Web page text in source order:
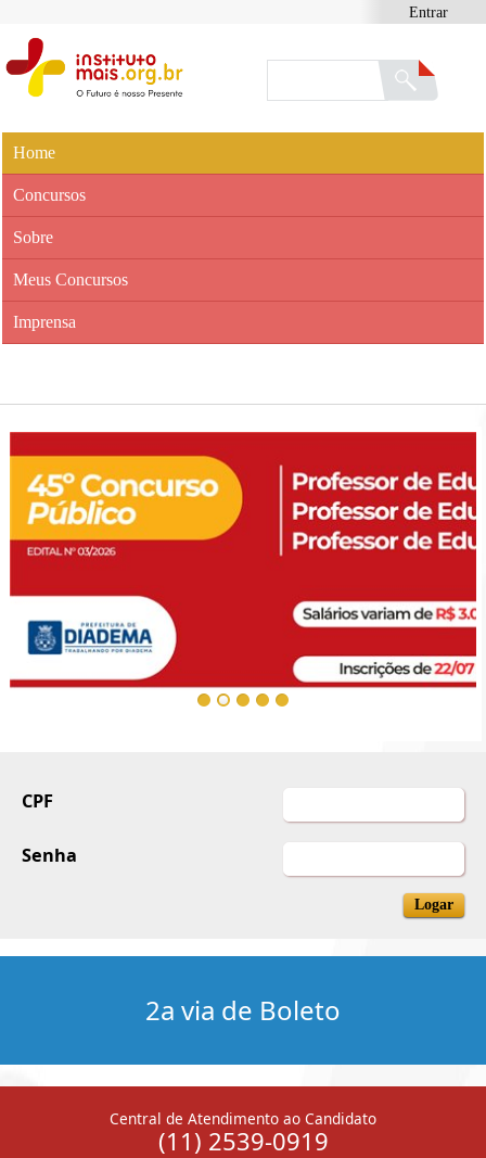
Entrar
Home
Concursos
Sobre
Meus Concursos
Imprensa
CPF
Senha
2a via de Boleto
Central de Atendimento ao Candidato
(11) 2539-0919